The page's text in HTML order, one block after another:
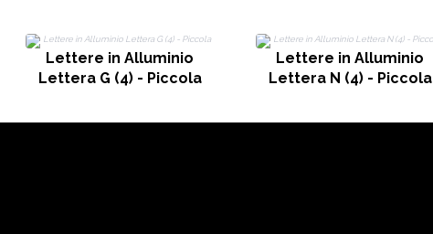
Lettere in Alluminio
Lettera G (4) - Piccola
Lettere in Alluminio
Lettera N (4) - Piccola